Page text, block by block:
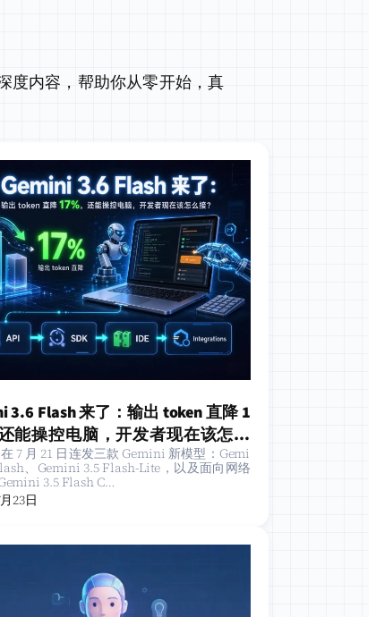
度内容，帮助你从零开始，真
3.6 Flash 来了：输出 token 直降 1
能操控电脑，开发者现在该怎么
7 月 21 日连发三款 Gemini 新模型：Gemi
、Gemini 3.5 Flash-Lite，以及面向网络
3.5 Flash C…
23日